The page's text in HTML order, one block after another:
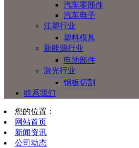
汽车零部件
汽车电子
注塑行业
塑料模具
新能源行业
电池部件
激光行业
钢板切割
联系我们
您的位置：
网站首页
新闻资讯
公司动态